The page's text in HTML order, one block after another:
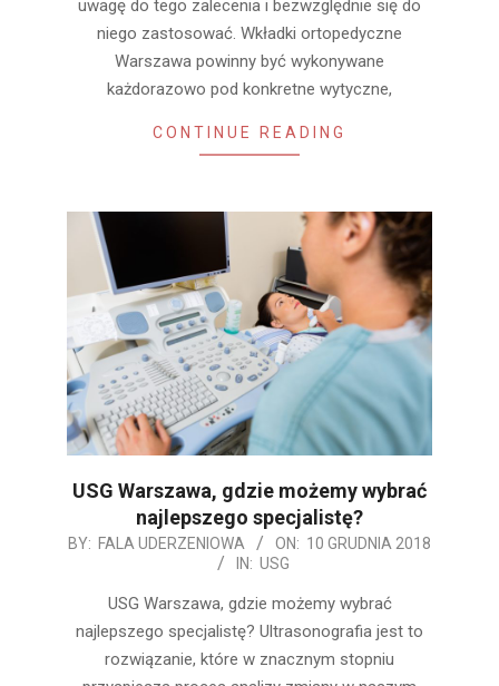
uwagę do tego zalecenia i bezwzględnie się do
niego zastosować. Wkładki ortopedyczne
Warszawa powinny być wykonywane
każdorazowo pod konkretne wytyczne,
CONTINUE READING
USG Warszawa, gdzie możemy wybrać
najlepszego specjalistę?
2018-
BY: FALA UDERZENIOWA ON: 10 GRUDNIA 2018
IN: USG
USG Warszawa, gdzie możemy wybrać
najlepszego specjalistę? Ultrasonografia jest to
rozwiązanie, które w znacznym stopniu